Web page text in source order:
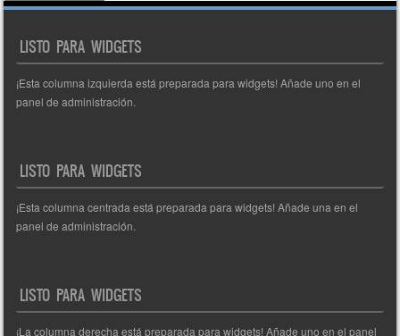
de
LISTO PARA WIDGETS
¡Esta columna izquierda está preparada para widgets! Añade uno en el
panel de administración.
LISTO PARA WIDGETS
¡Esta columna centrada está preparada para widgets! Añade una en el
panel de administración.
LISTO PARA WIDGETS
¡La columna derecha está preparada para widgets! Añade uno en el panel